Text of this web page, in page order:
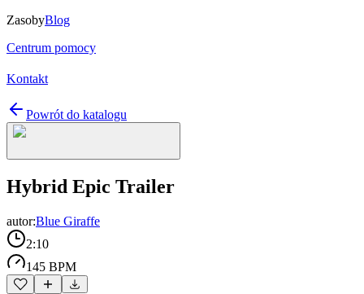
ZasobyBlog
Centrum pomocy
Kontakt
Powrót do katalogu
Hybrid Epic Trailer
autor:Blue Giraffe
2:10
145 BPM